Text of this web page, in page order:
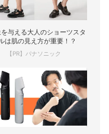
与える大人のショーツスタ
は肌の見え方が重要！？
【PR】パナソニック